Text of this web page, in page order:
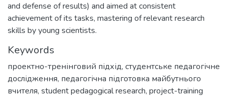
and defense of results) and aimed at consistent
achievement of its tasks, mastering of relevant research
skills by young scientists.
Keywords
проектно-тренінговий підхід, студентське педагогічне
дослідження, педагогічна підготовка майбутнього
вчителя, student pedagogical research, project-training